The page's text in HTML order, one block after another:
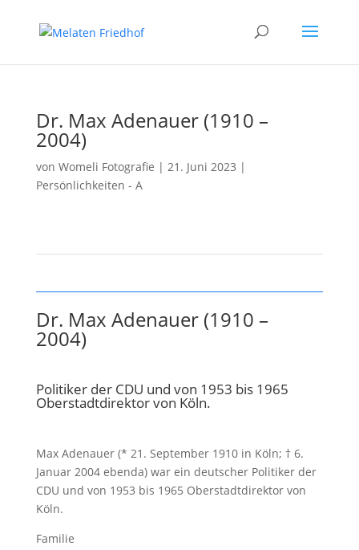
Dr. Max Adenauer (1910 –
2004)
von Womeli Fotografie | 21. Juni 2023 |
Persönlichkeiten - A
Dr. Max Adenauer (1910 –
2004)
Politiker der CDU und von 1953 bis 1965
Oberstadtdirektor von Köln.
Max Adenauer (* 21. September 1910 in Köln; † 6.
Januar 2004 ebenda) war ein deutscher Politiker der
CDU und von 1953 bis 1965 Oberstadtdirektor von
Köln.
Familie